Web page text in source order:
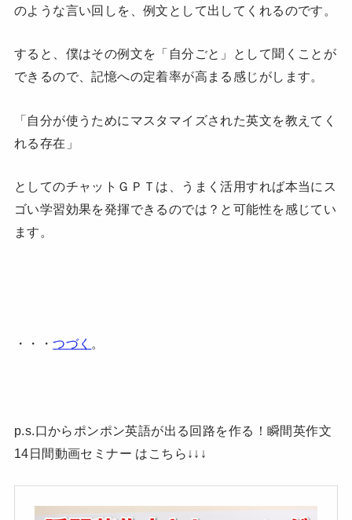
のような言い回しを、例文として出してくれるのです。
すると、僕はその例文を「自分ごと」として聞くことが
できるので、記憶への定着率が高まる感じがします。
「自分が使うためにマスタマイズされた英文を教えてく
れる存在」
としてのチャットＧＰＴは、うまく活用すれば本当にス
ゴい学習効果を発揮できるのでは？と可能性を感じてい
ます。
・・・つづく 。
p.s.口からポンポン英語が出る回路を作る！瞬間英作文
14日間動画セミナー はこちら↓↓↓